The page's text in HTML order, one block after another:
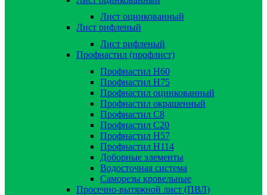
Лист оцинкованный
Лист рифленый
Лист рифленый
Профнастил (профлист)
Профнастил Н60
Профнастил Н75
Профнастил оцинкованный
Профнастил окрашенный
Профнастил С8
Профнастил С20
Профнастил Н57
Профнастил Н114
Доборные элементы
Водосточная система
Саморезы кровельные
Просечно-вытяжной лист (ПВЛ)